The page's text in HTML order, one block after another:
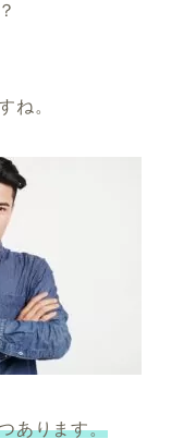
ね。
あります。